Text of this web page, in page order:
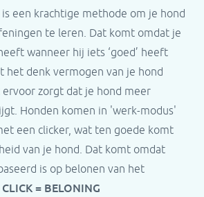
een krachtige methode om je hond
te leren. Dat komt omdat je
wanneer hij iets ‘goed’ heeft
het denk vermogen van je hond
zorgt dat je hond meer
Honden komen in 'werk-modus'
een clicker, wat ten goede komt
van je hond. Dat komt omdat
is op belonen van het
CLICK = BELONING